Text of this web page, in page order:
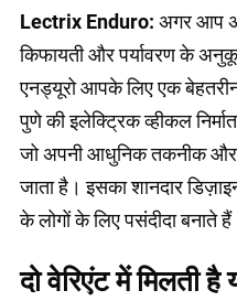
Lectrix Enduro: अगर आप
किफायती और पर्यावरण के
एनड्यूरो आपके लिए एक
पुणे की इलेक्ट्रिक व्हीकल
जो अपनी आधुनिक तकनीक और
जाता है। इसका शानदार
के लोगों के लिए पसंदीदा बनाते
दो वेरिएंट में मिलती